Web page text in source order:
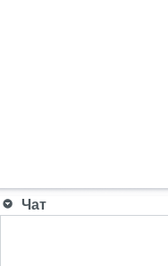
Чат